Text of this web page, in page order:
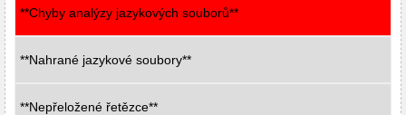
**Chyby analýzy jazykových souborů**
**Nahrané jazykové soubory**
**Nepřeložené řetězce**